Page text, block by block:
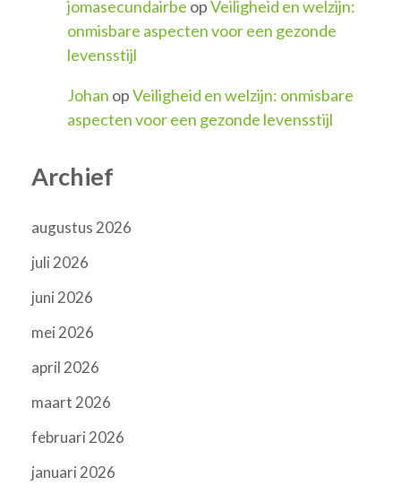
jomasecundairbe opVeiligheid en welzijn:
onmisbare aspecten voor een gezonde
levensstijl
Johan opVeiligheid en welzijn: onmisbare
aspecten voor een gezonde levensstijl
Archief
augustus 2026
juli 2026
juni 2026
mei 2026
april 2026
maart 2026
februari 2026
januari 2026